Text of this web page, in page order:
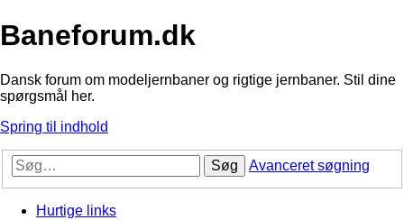
Baneforum.dk
Dansk forum om modeljernbaner og rigtige jernbaner. Stil dine
spørgsmål her.
Spring til indhold
Søg Avanceret søgning
Hurtige links